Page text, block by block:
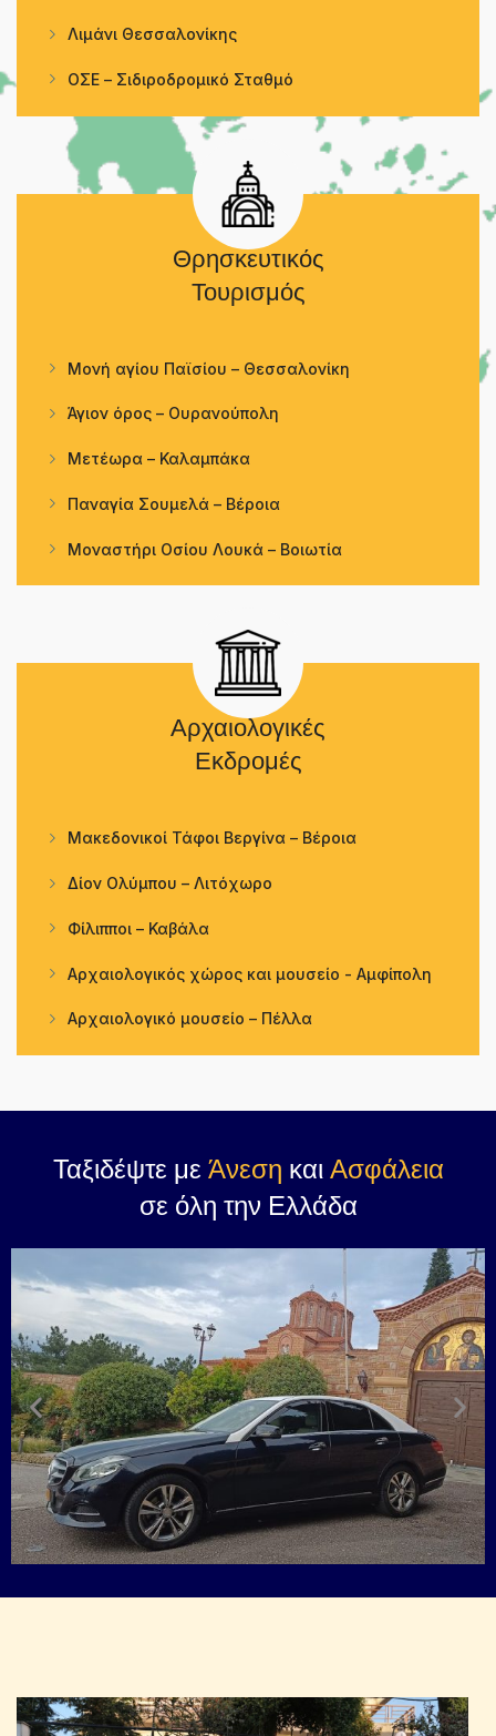
Λιμάνι Θεσσαλονίκης
ΟΣΕ – Σιδιροδρομικό Σταθμό
Θρησκευτικός
Τουρισμός
Μονή αγίου Παϊσίου – Θεσσαλονίκη
Άγιον όρος – Ουρανούπολη
Μετέωρα – Καλαμπάκα
Παναγία Σουμελά – Βέροια
Μοναστήρι Οσίου Λουκά – Βοιωτία
Αρχαιολογικές
Εκδρομές
Μακεδονικοί Τάφοι Βεργίνα – Βέροια
Δίον Ολύμπου – Λιτόχωρο
Φίλιπποι – Καβάλα
Αρχαιολογικός χώρος και μουσείο - Αμφίπολη
Αρχαιολογικό μουσείο – Πέλλα
Ταξιδέψτε με Άνεση καιΑσφάλεια
σε όλη την Ελλάδα